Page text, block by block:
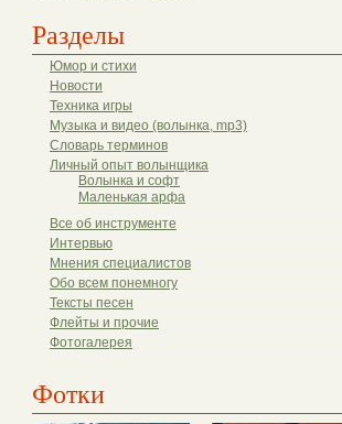
Разделы
Юмор и стихи
Новости
Техника игры
Музыка и видео (волынка, mp3)
Словарь терминов
Личный опыт волынщика
Волынка и софт
Маленькая арфа
Все об инструменте
Интервью
Мнения специалистов
Обо всем понемногу
Тексты песен
Флейты и прочие
Фотогалерея
Фотки